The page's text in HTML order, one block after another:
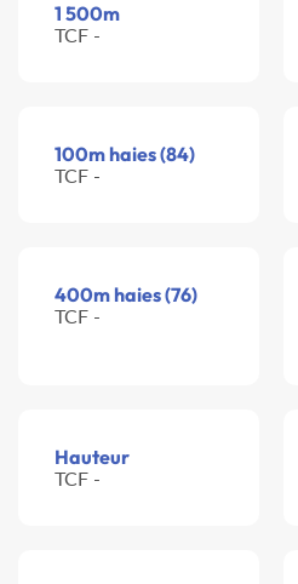
1 500m
TCF -
100m haies (84)
TCF -
400m haies (76)
TCF -
Hauteur
TCF -